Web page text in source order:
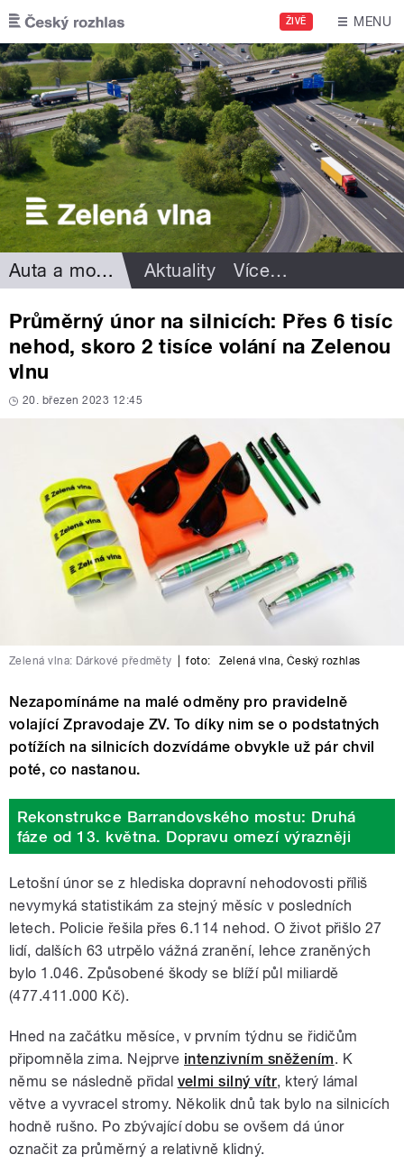
Přejít k hlavnímu obsahu
ŽIVĚ MENU
Auta a motorismus Aktuality Více…
Průměrný únor na silnicích: Přes 6 tisíc
nehod, skoro 2 tisíce volání na Zelenou
vlnu
20. březen 2023 12:45
Zelená vlna: Dárkové předměty foto: Zelená vlna, Český rozhlas
Nezapomínáme na malé odměny pro pravidelně
volající Zpravodaje ZV. To díky nim se o podstatných
potížích na silnicích dozvídáme obvykle už pár chvil
poté, co nastanou.
Rekonstrukce Barrandovského mostu: Druhá
fáze od 13. května. Dopravu omezí výrazněji
Letošní únor se z hlediska dopravní nehodovosti příliš
nevymyká statistikám za stejný měsíc v posledních
letech. Policie řešila přes 6.114 nehod. O život přišlo 27
lidí, dalších 63 utrpělo vážná zranění, lehce zraněných
bylo 1.046. Způsobené škody se blíží půl miliardě
(477.411.000 Kč).
Hned na začátku měsíce, v prvním týdnu se řidičům
připomněla zima. Nejprve intenzivním sněžením. K
němu se následně přidal velmi silný vítr, který lámal
větve a vyvracel stromy. Několik dnů tak bylo na silnicích
hodně rušno. Po zbývající dobu se ovšem dá únor
označit za průměrný a relativně klidný.